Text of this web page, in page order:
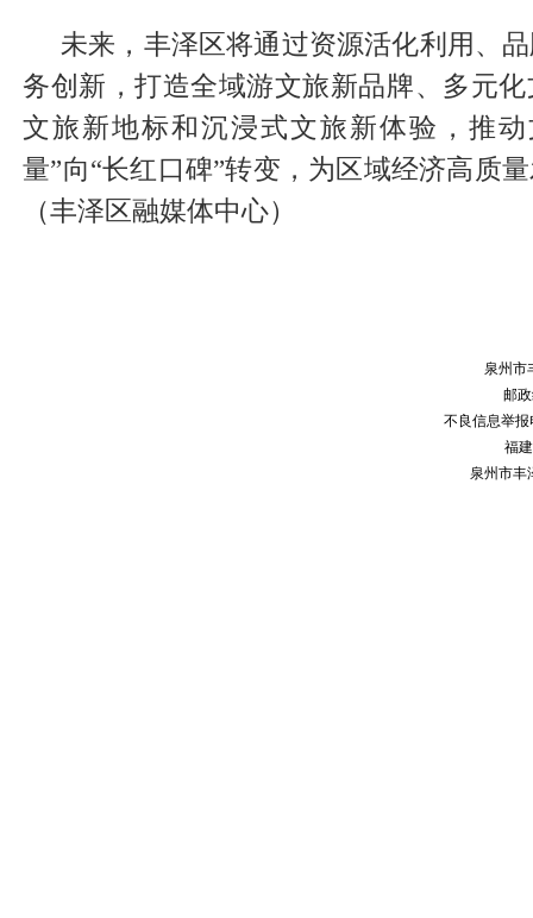
未来，丰泽区将通过资源活化利用、
务创新，打造全域游文旅新品牌、多元
文旅新地标和沉浸式文旅新体验，推
量”向“长红口碑”转变，为区域经济高质
（丰泽区融媒体中心）
泉州市
邮
不良信息举报
福
泉州市丰